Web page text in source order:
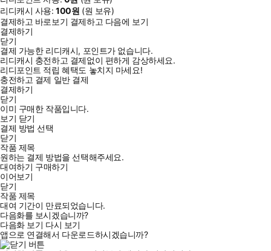
리디캐시 사용:100원 (원 보유)
결제하고 바로보기 결제하고 다음에 보기
결제하기
닫기
결제 가능한 리디캐시, 포인트가 없습니다.
리디캐시 충전하고 결제없이 편하게 감상하세요.
리디포인트 적립 혜택도 놓치지 마세요!
충전하고 결제 일반 결제
결제하기
닫기
이미 구매한 작품입니다.
보기 닫기
결제 방법 선택
닫기
작품 제목
원하는 결제 방법을 선택해주세요.
대여하기 구매하기
이어보기
닫기
작품 제목
대여 기간이 만료되었습니다.
다음화를 보시겠습니까?
다음화 보기 다시 보기
앱으로 연결해서 다운로드하시겠습니까?